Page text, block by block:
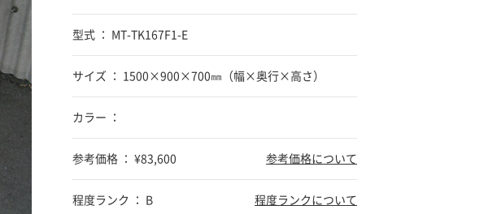
型式 ： MT-TK167F1-E
サイズ ： 1500×900×700㎜（幅×奥行×高さ）
カラー ：
参考価格 ： ¥83,600 参考価格について
程度ランク ： B 程度ランクについて